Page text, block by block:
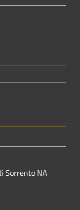
Sorrento NA